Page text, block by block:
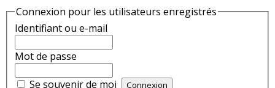
Connexion pour les utilisateurs enregistrés
Identifiant ou e-mail
Mot de passe
Se souvenir de moi